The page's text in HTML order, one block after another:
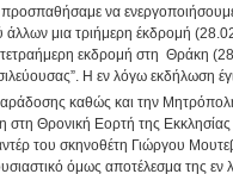
προσπαθήσαμε να
μια τριήμερη έκδρομή
εκδρομή στη Θράκη
Η εν λόγω εκδήλωση
καθώς και την
στη Θρονική Εορτή της
του σκηνοθέτη Γιώργου
όμως αποτέλεσμα της εν